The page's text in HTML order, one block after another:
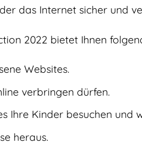
das Internet sicher und
2022 bietet Ihnen
Websites.
verbringen dürfen.
Ihre Kinder besuchen und
heraus.